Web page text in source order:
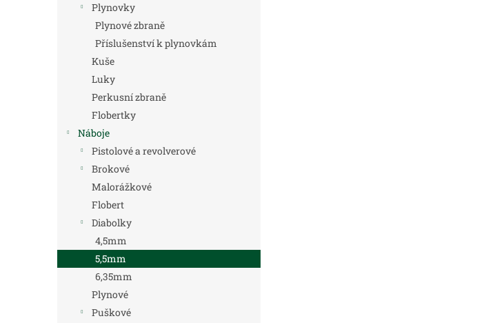
Plynovky
Plynové zbraně
Příslušenství k plynovkám
Kuše
Luky
Perkusní zbraně
Flobertky
Náboje
Pistolové a revolverové
Brokové
Malorážkové
Flobert
Diabolky
4,5mm
5,5mm
6,35mm
Plynové
Puškové